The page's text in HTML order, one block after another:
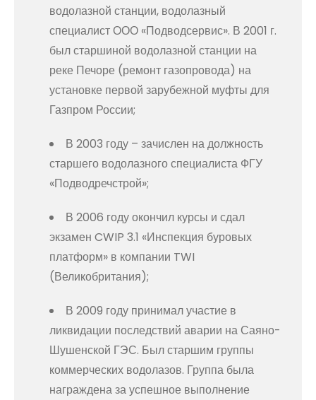
водолазной станции, водолазный
специалист ООО «Подводсервис». В 2001 г.
был старшиной водолазной станции на
реке Печоре (ремонт газопровода) на
установке первой зарубежной муфты для
Газпром России;
В 2003 году – зачислен на должность
старшего водолазного специалиста ФГУ
«Подводречстрой»;
В 2006 году окончил курсы и сдал
экзамен CWIP 3.1 «Инспекция буровых
платформ» в компании TWI
(Великобритания);
В 2009 году принимал участие в
ликвидации последствий аварии на Саяно-
Шушенской ГЭС. Был старшим группы
коммерческих водолазов. Группа была
награждена за успешное выполнение